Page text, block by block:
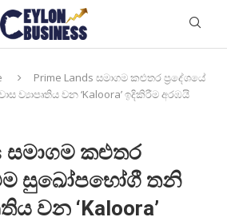
Prime Lands සමාගම කළුතර ප්‍රදේශයේ
ව්‍යාපෘතිය වන ‘Kaloora’ ඉදිකිරීම අරඹයි
සමාගම කළුතර
සුඛෝපභෝගී තනි
වන ‘Kaloora’